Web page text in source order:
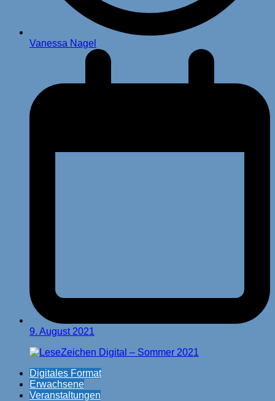
Vanessa Nagel
9. August 2021
Digitales Format
Erwachsene
Veranstaltungen